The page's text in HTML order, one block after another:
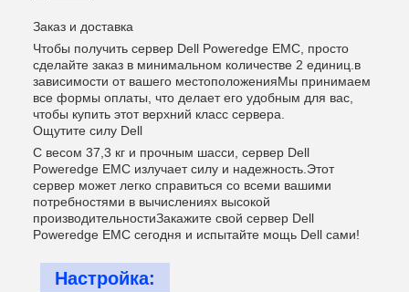
Заказ и доставка
Чтобы получить сервер Dell Poweredge EMC, просто
сделайте заказ в минимальном количестве 2 единиц.в
зависимости от вашего местоположенияМы принимаем
все формы оплаты, что делает его удобным для вас,
чтобы купить этот верхний класс сервера.
Ощутите силу Dell
С весом 37,3 кг и прочным шасси, сервер Dell
Poweredge EMC излучает силу и надежность.Этот
сервер может легко справиться со всеми вашими
потребностями в вычислениях высокой
производительностиЗакажите свой сервер Dell
Poweredge EMC сегодня и испытайте мощь Dell сами!
Настройка: